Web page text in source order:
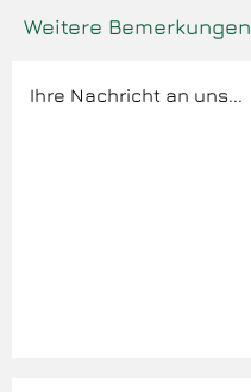
Weitere Bemerkungen